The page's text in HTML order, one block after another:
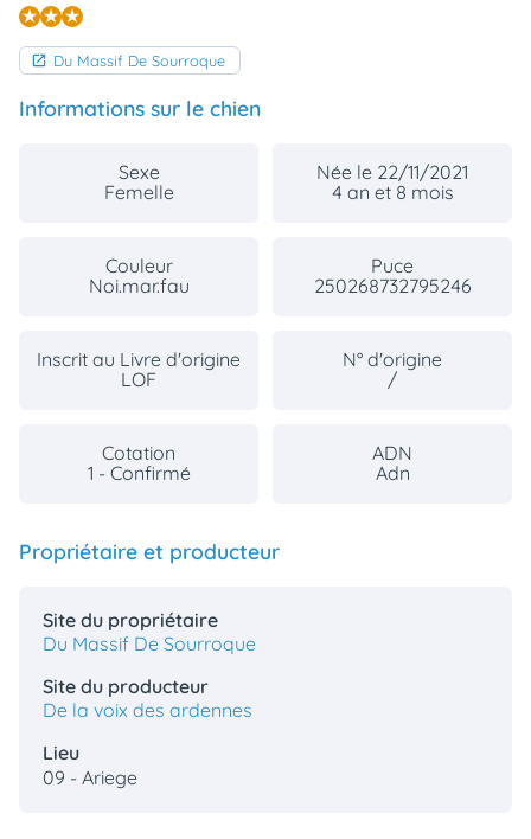
Du Massif De Sourroque
Informations sur le chien
Sexe
Femelle
Née le 22/11/2021
4 an et 8 mois
Couleur
Noi.mar.fau
Puce
250268732795246
Inscrit au Livre d'origine
LOF
N° d'origine
/
Cotation
1 - Confirmé
ADN
Adn
Propriétaire et producteur
Site du propriétaire
Du Massif De Sourroque
Site du producteur
De la voix des ardennes
Lieu
09 - Ariege